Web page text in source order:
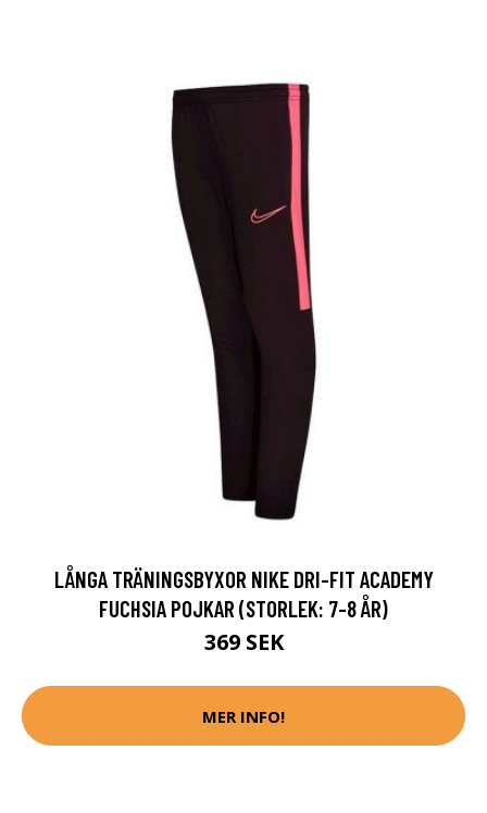
LÅNGA TRÄNINGSBYXOR NIKE DRI-FIT ACADEMY
FUCHSIA POJKAR (STORLEK: 7-8 ÅR)
369 SEK
MER INFO!